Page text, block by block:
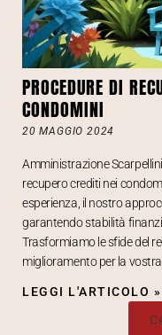
PROCEDURE DI
CONDOMINI
20 MAGGIO 2024
Amministrazione
recupero crediti nei
esperienza, il nostro
garantendo stabilità
Trasformiamo le sfide del
miglioramento per la
LEGGI L'ARTICOLO »